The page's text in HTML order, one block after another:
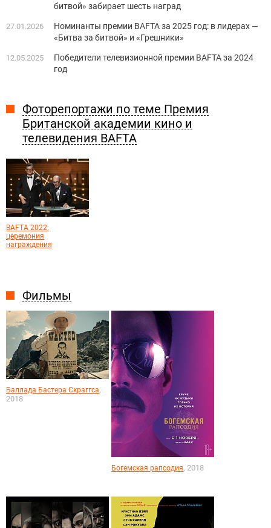
Фильмы
Баллада Бастера Скраггса,
2018
Богемская рапсодия, 2018
битвой» забирает шесть наград
27.01.2026
Номинанты премии BAFTA за 2025 год: в лидерах —
«Битва за битвой» и «Грешники»
12.05.2025
Победители телевизионной премии BAFTA за 2024
год
Фоторепортажи по теме Премия
Британской академии кино и
телевидения BAFTA
BAFTA 2022:
церемония
награждения